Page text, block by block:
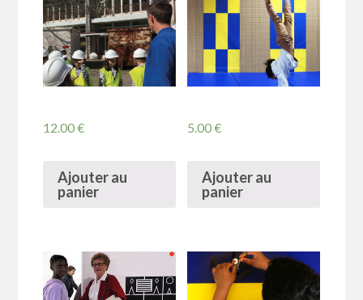
12.00€
Ajouter au
panier
5.00€
Ajouter au
panier